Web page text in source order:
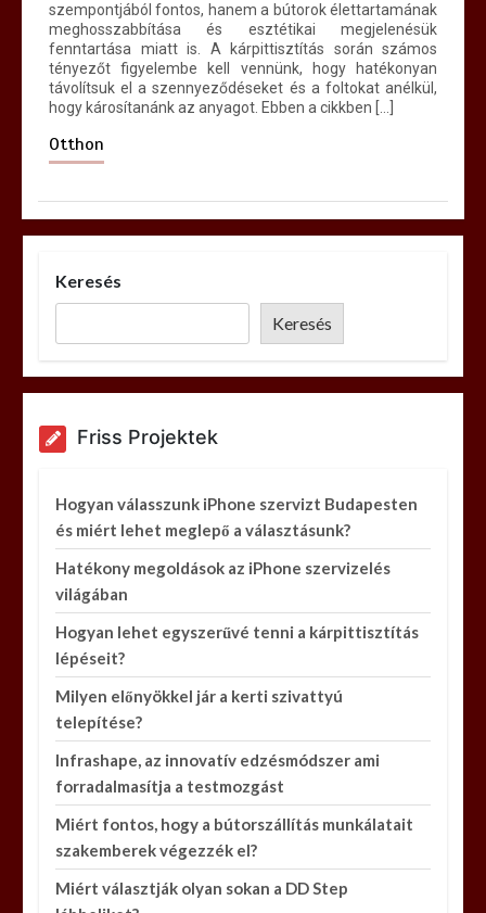
szempontjából fontos, hanem a bútorok élettartamának
meghosszabbítása és esztétikai megjelenésük
fenntartása miatt is. A kárpittisztítás során számos
tényezőt figyelembe kell vennünk, hogy hatékonyan
távolítsuk el a szennyeződéseket és a foltokat anélkül,
hogy károsítanánk az anyagot. Ebben a cikkben […]
Otthon
Keresés
Keresés
Friss Projektek
Hogyan válasszunk iPhone szervizt Budapesten
és miért lehet meglepő a választásunk?
Hatékony megoldások az iPhone szervizelés
világában
Hogyan lehet egyszerűvé tenni a kárpittisztítás
lépéseit?
Milyen előnyökkel jár a kerti szivattyú
telepítése?
Infrashape, az innovatív edzésmódszer ami
forradalmasítja a testmozgást
Miért fontos, hogy a bútorszállítás munkálatait
szakemberek végezzék el?
Miért választják olyan sokan a DD Step